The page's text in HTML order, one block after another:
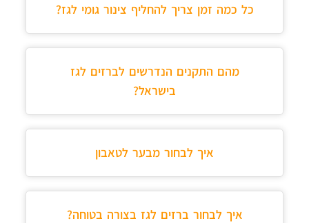
כל כמה זמן צריך להחליף צינור גומי לגז?
מהם התקנים הנדרשים לברזים לגז
בישראל?
איך לבחור מבער לטאבון
איך לבחור ברזים לגז בצורה בטוחה?